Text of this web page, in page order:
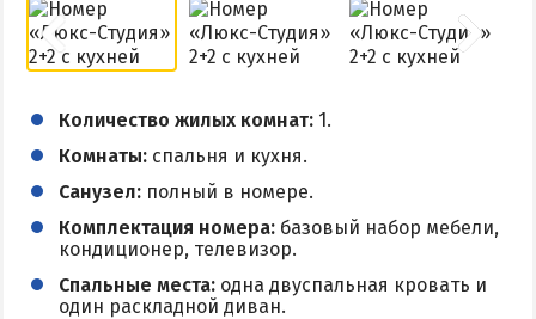
Количество жилых комнат: 1.
Комнаты: спальня и кухня.
Санузел: полный в номере.
Комплектация номера: базовый набор мебели,
кондиционер, телевизор.
Спальные места: одна двуспальная кровать и
один раскладной диван.